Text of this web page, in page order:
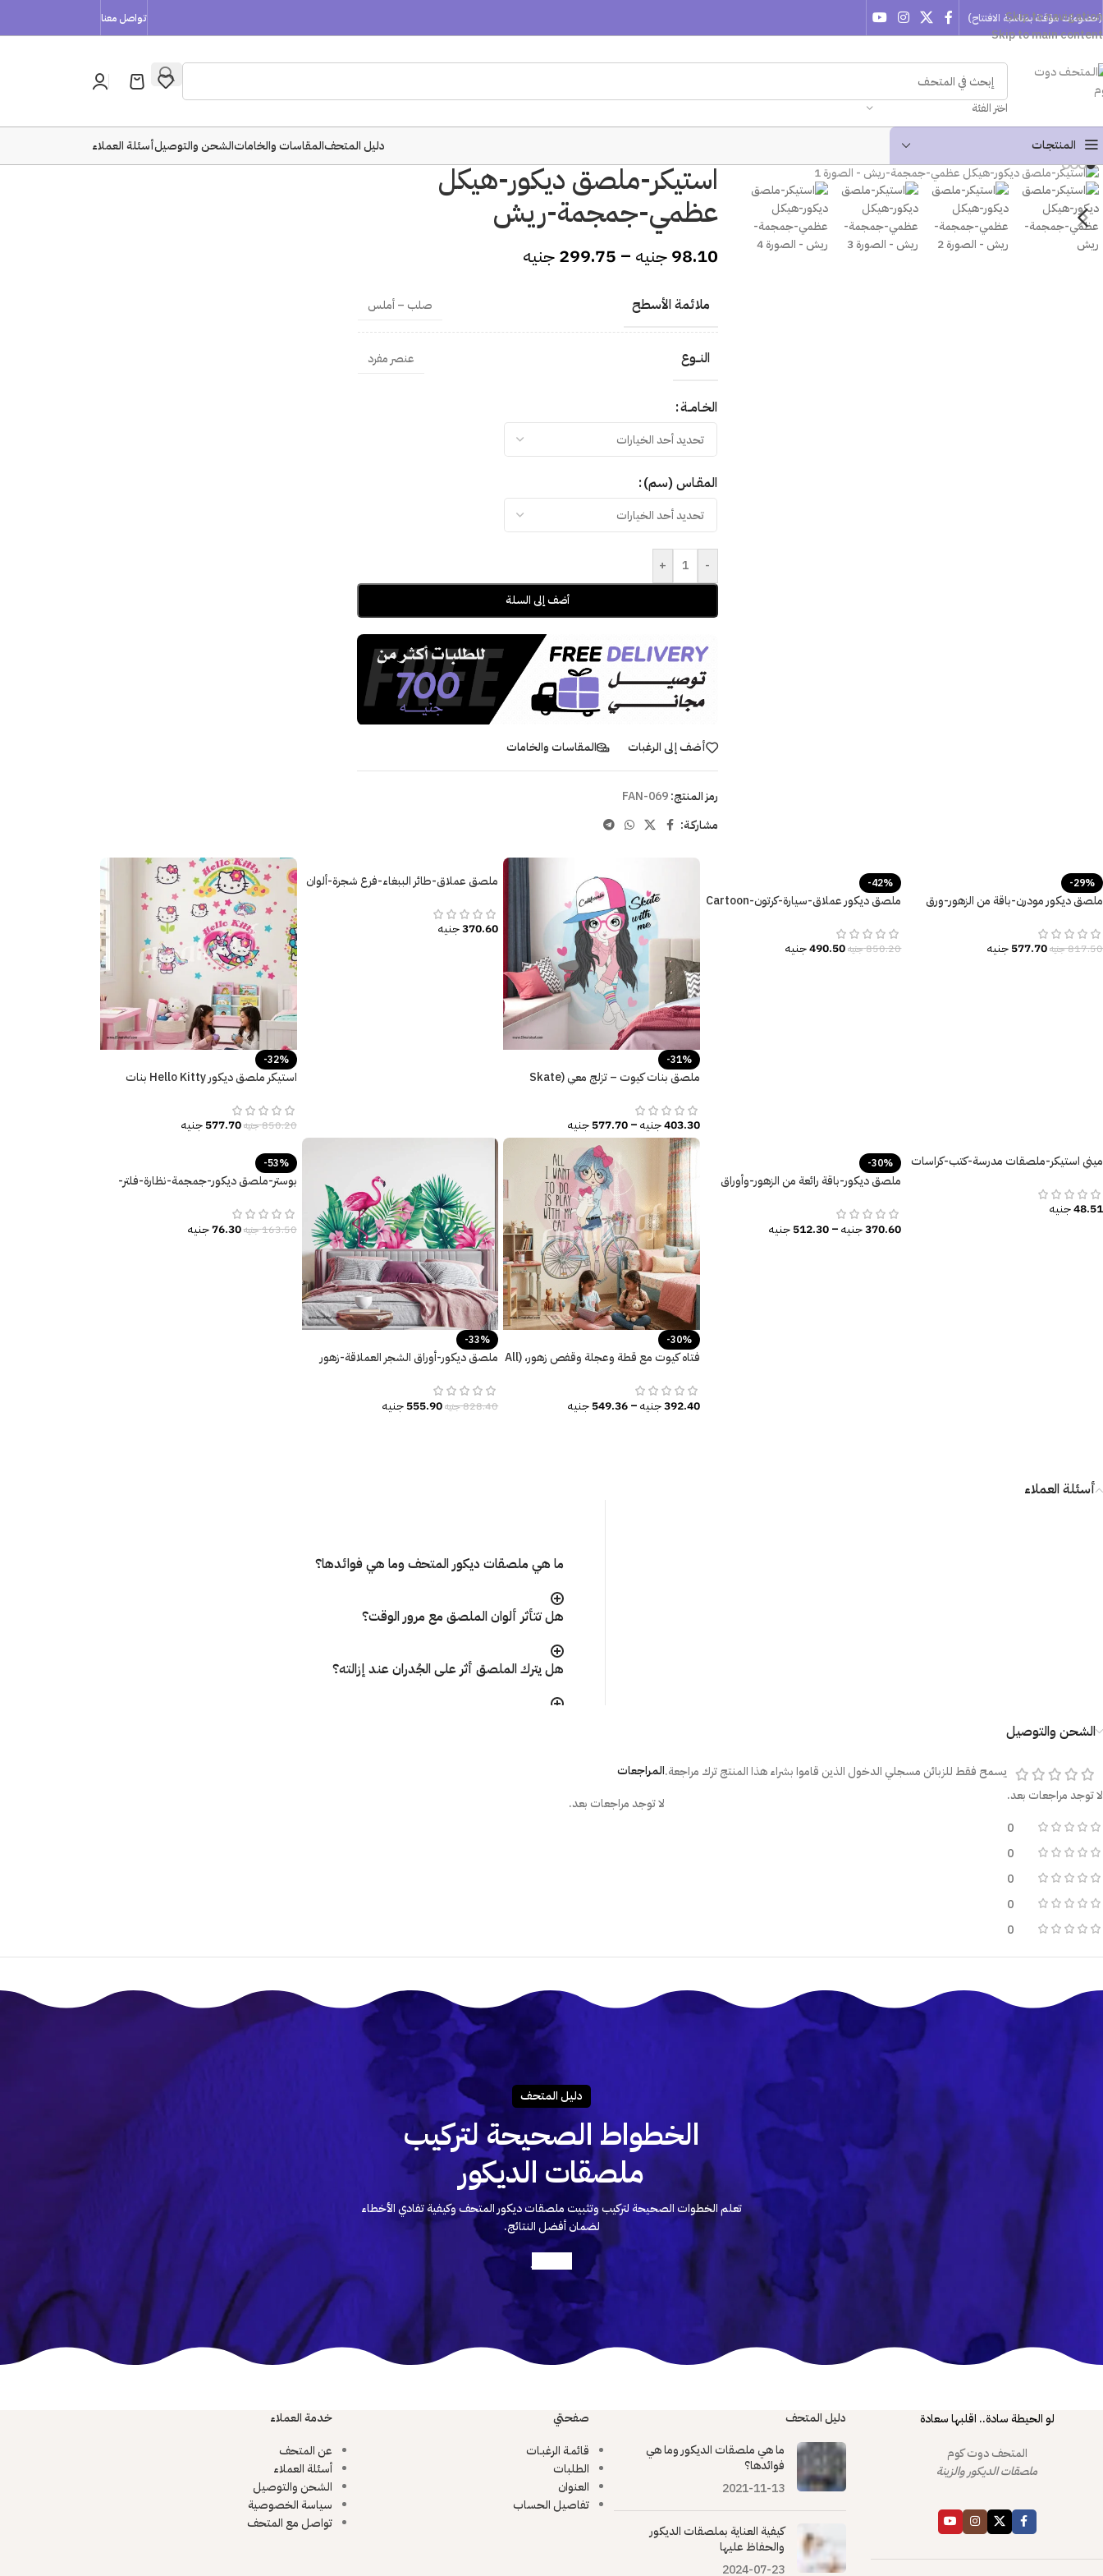
Skip to navigation
Skip to main content
(خصومات مؤقتة بمناسبة الافتتاح) تواصل معنا
اختر الفئة
المنتجـات دليل المتحفالمقاسات والخاماتالشحن والتوصيلأسئلة العملاء
استيكر-ملصق ديكور-هيكل
عظمي-جمجمة-ريش
98.10جنيه –
299.75جنيه
ملائمة الأسطح صلب – أملس
النــوع عنصر مفرد
الخـامــة
المقـاس (سم)
-
+
أضف إلى السلة
أضف إلى الرغبات المقاسات والخامات
رمز المنتج:FAN-069
مشاركـة:
-29%
ملصق ديكور مودرن-باقة من الزهور-ورق
817.50جنيه577.70جنيه
-42%
ملصق ديكور عملاق-سيارة-كرتون-Cartoon
850.20جنيه490.50جنيه
-31%
ملصق بنات كيوت – تزلج معي (Skate
403.30جنيه–
577.70جنيه
ملصق عملاق-طائر الببغاء-فرع شجرة-ألوان
370.60جنيه
-32%
استيكر ملصق ديكور Hello Kitty بنات
850.20جنيه577.70 جنيه
ميني استيكر-ملصقات مدرسة-كتب-كراسات
48.51جنيه
-30%
ملصق ديكور-باقة رائعة من الزهور-وأوراق
370.60جنيه –
512.30جنيه
-30%
فتاه كيوت مع قطة وعجلة وقفص زهور، (All
392.40جنيه–
549.36جنيه
-33%
ملصق ديكور-أوراق الشجر العملاقة-زهور
828.40جنيه555.90جنيه
-53%
بوستر-ملصق ديكور-جمجمة-نظارة-فلتر-
163.50جنيه76.30جنيه
أسئلة العملاء
ما هي ملصقات ديكور المتحف وما هي فوائدها؟
هل تتأثر ألوان الملصق مع مرور الوقت؟
هل يترك الملصق أثر على الجُدران عند إزالته؟
الشحن والتوصيل
لا توجد مراجعات بعد.
0
0
0
0
0
المراجعات
لا توجد مراجعات بعد.
يسمح فقط للزبائن مسجلي الدخول الذين قاموا بشراء هذا المنتج ترك مراجعة.
دليـل المتحـف
الخطواط الصحيحة لتركيب
ملصقات الديكور
تعلم الخطوات الصحيحة لتركيب وتثبيت ملصقات ديكور المتحف وكيفية تفادي الأخطاء
لضمان أفضل النتائج.
لو الحيطة سادة.. اقلبها سعادة
المتحف دوت كوم
ملصقات الديكور والزينة
دليل المتحف
ما هي ملصقات الديكور وما هي
فوائدها؟
2021-11-13
كيفية العناية بملصقات الديكور
والحفاظ عليها
2024-07-23
صفحتي
قائمـة الرغبـات
الطلبات
العنوان
تفاصيل الحساب
خدمة العملاء
عن المتحف
أسئلة العملاء
الشحن والتوصيل
سياسة الخصوصية
تواصل مع المتحف